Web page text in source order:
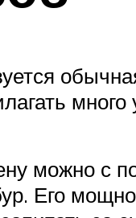
много
можно с
Его